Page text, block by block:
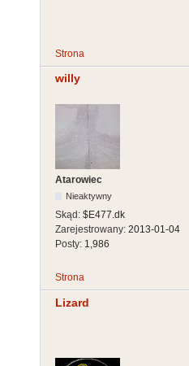
Strona
willy
Atarowiec
Nieaktywny
Skąd: $E477.dk
Zarejestrowany: 2013-01-04
Posty: 1,986
Strona
Lizard